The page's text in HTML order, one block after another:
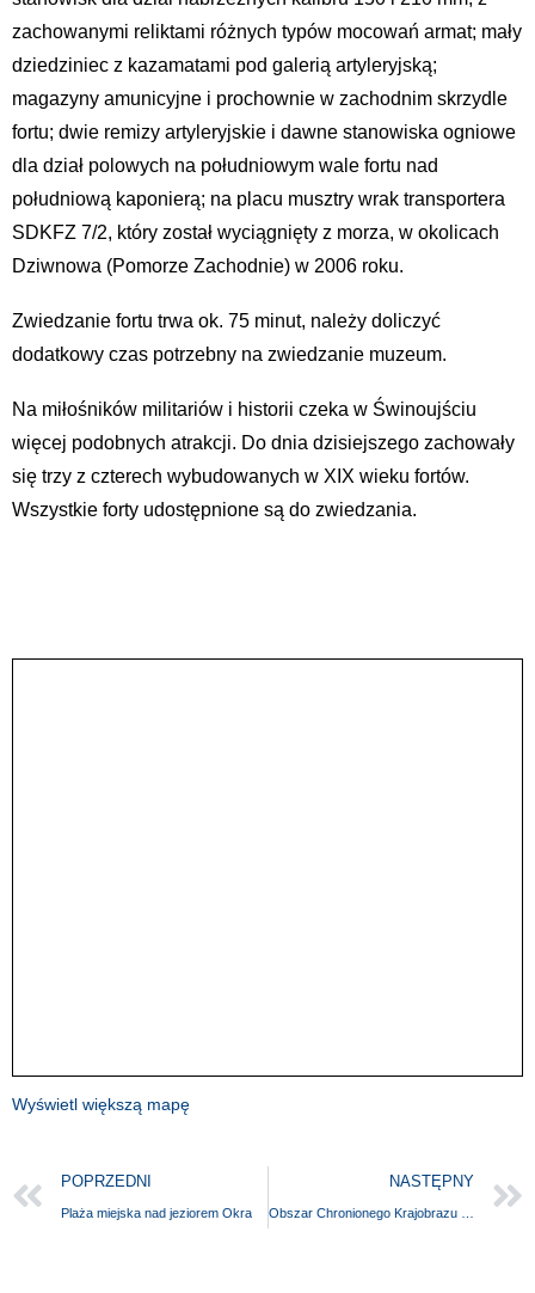
zachowanymi reliktami różnych typów mocowań armat; mały
dziedziniec z kazamatami pod galerią artyleryjską;
magazyny amunicyjne i prochownie w zachodnim skrzydle
fortu; dwie remizy artyleryjskie i dawne stanowiska ogniowe
dla dział polowych na południowym wale fortu nad
południową kaponierą; na placu musztry wrak transportera
SDKFZ 7/2, który został wyciągnięty z morza, w okolicach
Dziwnowa (Pomorze Zachodnie) w 2006 roku.
Zwiedzanie fortu trwa ok. 75 minut, należy doliczyć
dodatkowy czas potrzebny na zwiedzanie muzeum.
Na miłośników militariów i historii czeka w Świnoujściu
więcej podobnych atrakcji. Do dnia dzisiejszego zachowały
się trzy z czterech wybudowanych w XIX wieku fortów.
Wszystkie forty udostępnione są do zwiedzania.
Wyświetl większą mapę
POPRZEDNI
Plaża miejska nad jeziorem Okra
NASTĘPNY